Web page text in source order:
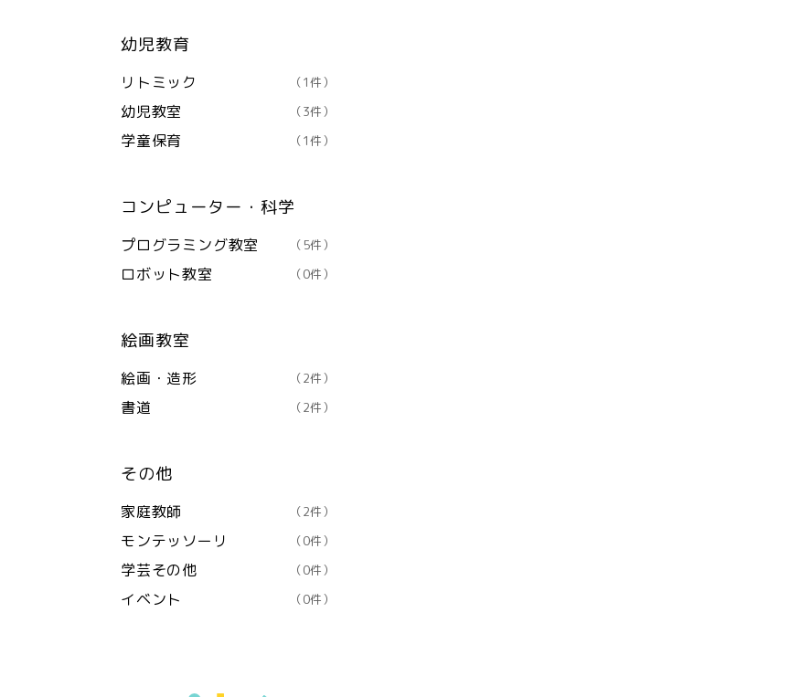
幼児教育
リトミック （1件）
幼児教室 （3件）
学童保育 （1件）
コンピューター・科学
プログラミング教室 （5件）
ロボット教室 （0件）
絵画教室
絵画・造形 （2件）
書道 （2件）
その他
家庭教師 （2件）
モンテッソーリ （0件）
学芸その他 （0件）
イベント （0件）